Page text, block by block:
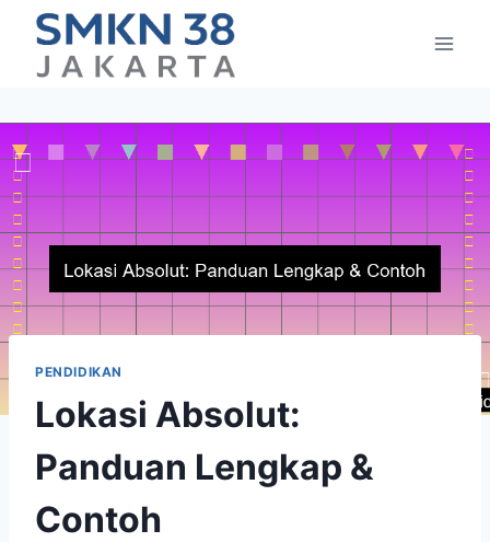
content
PENDIDIKAN
Lokasi Absolut:
Panduan Lengkap &
Contoh